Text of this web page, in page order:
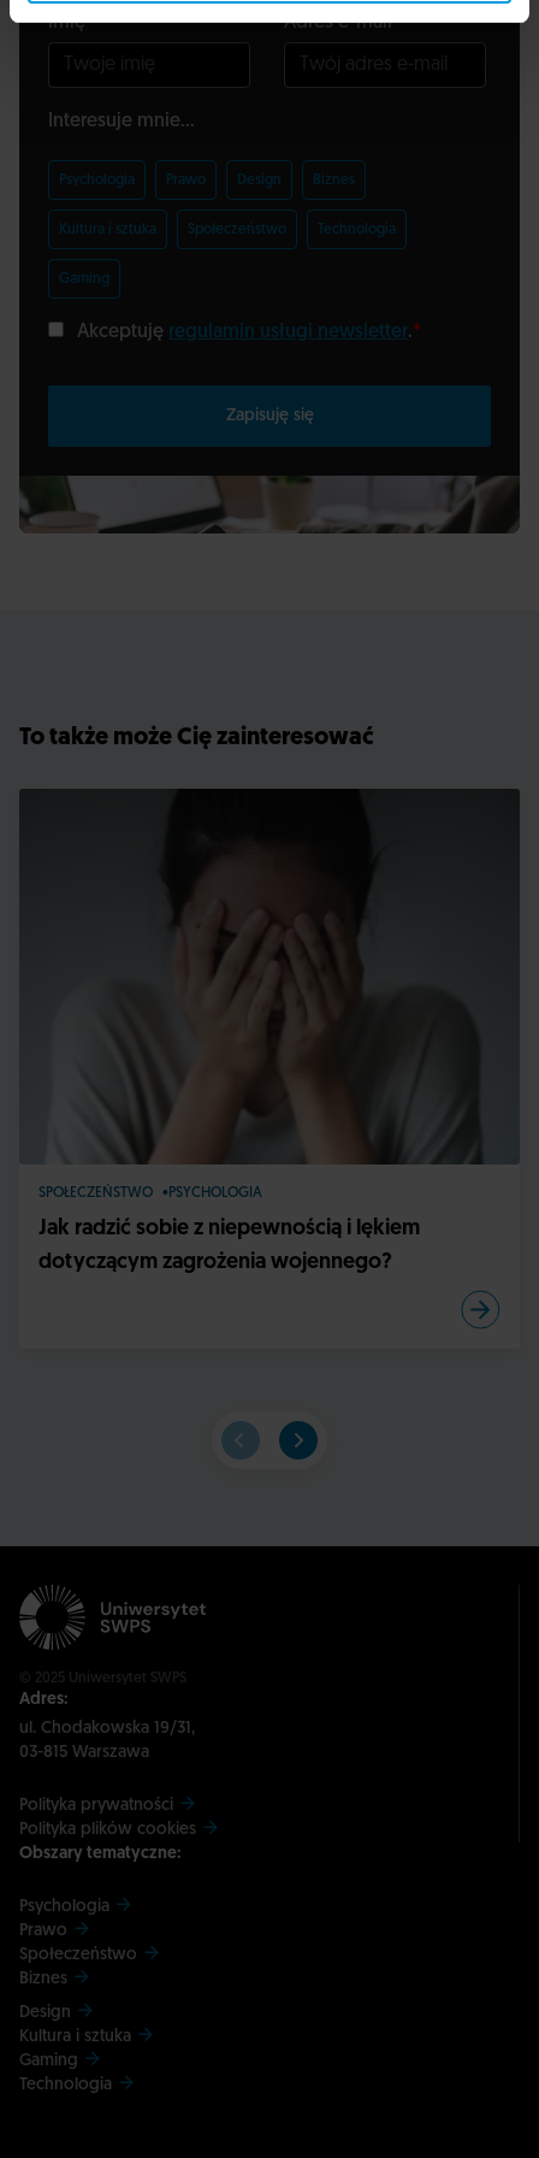
Imię Adres e-mail
Interesuje mnie...
Psychologia Prawo Design Biznes
Kultura i sztuka Społeczeństwo Technologia
Gaming
Akceptuję regulamin usługi newsletter.*
Zapisuję się
To także może Cię zainteresować
SPOŁECZEŃSTWO PSYCHOLOGIA
Jak radzić sobie z niepewnością i lękiem
dotyczącym zagrożenia wojennego?
© 2025 Uniwersytet SWPS
Adres:
ul. Chodakowska 19/31,
03-815 Warszawa
Polityka prywatności
Polityka plików cookies
Obszary tematyczne:
Psychologia
Prawo
Społeczeństwo
Biznes
Design
Kultura i sztuka
Gaming
Technologia